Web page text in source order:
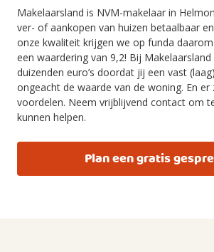
Makelaarsland is NVM-makelaar in
ver- of aankopen van huizen betaalbaar
onze kwaliteit krijgen we op funda
een waardering van 9,2! Bij
duizenden euro’s doordat jij een vast
ongeacht de waarde van de woning. En
voordelen. Neem vrijblijvend contact om
kunnen helpen.
Plan een gratis